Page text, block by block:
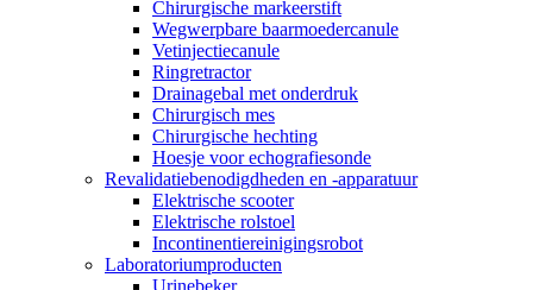
Chirurgische markeerstift
Wegwerpbare baarmoedercanule
Vetinjectiecanule
Ringretractor
Drainagebal met onderdruk
Chirurgisch mes
Chirurgische hechting
Hoesje voor echografiesonde
Revalidatiebenodigdheden en -apparatuur
Elektrische scooter
Elektrische rolstoel
Incontinentiereinigingsrobot
Laboratoriumproducten
Urinebeker